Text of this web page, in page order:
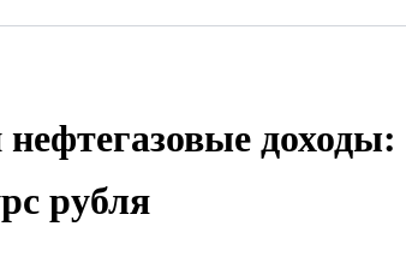
доходы:
рубля